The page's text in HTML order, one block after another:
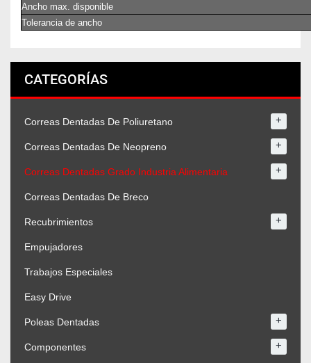
Ancho max. disponible
Tolerancia de ancho
CATEGORÍAS
Correas Dentadas De Poliuretano +
Correas Dentadas De Neopreno +
Correas Dentadas Grado Industria Alimentaria +
Correas Dentadas De Breco
Recubrimientos +
Empujadores
Trabajos Especiales
Easy Drive
Poleas Dentadas +
Componentes +